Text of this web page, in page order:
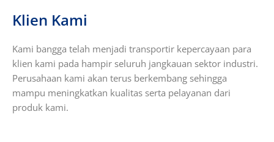
Klien Kami
Kami bangga telah menjadi transportir kepercayaan para
klien kami pada hampir seluruh jangkauan sektor industri.
Perusahaan kami akan terus berkembang sehingga
mampu meningkatkan kualitas serta pelayanan dari
produk kami.